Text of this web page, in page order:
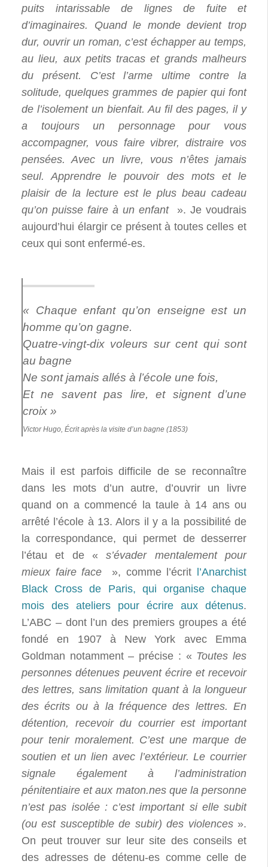
puits intarissable de lignes de fuite et
d’imaginaires. Quand le monde devient trop
dur, ouvrir un roman, c’est échapper au temps,
au lieu, aux petits tracas et grands malheurs
du présent. C’est l’arme ultime contre la
solitude, quelques grammes de papier qui font
de l’isolement un bienfait. Au fil des pages, il y
a toujours un personnage pour vous
accompagner, vous faire vibrer, distraire vos
pensées. Avec un livre, vous n’êtes jamais
seul. Apprendre le pouvoir des mots et le
plaisir de la lecture est le plus beau cadeau
qu’on puisse faire à un enfant
». Je voudrais
aujourd’hui élargir ce présent à toutes celles et
ceux qui sont enfermé-es.
« Chaque enfant qu’on enseigne est un
homme qu’on gagne.
Quatre-vingt-dix voleurs sur cent qui sont
au bagne
Ne sont jamais allés à l’école une fois,
Et ne savent pas lire, et signent d’une
croix »
Victor Hugo, Écrit après la visite d’un bagne (1853)
Mais il est parfois difficile de se reconnaître
dans les mots d’un autre, d’ouvrir un livre
quand on a commencé la taule à 14 ans ou
arrêté l’école à 13. Alors il y a la possibilité de
la correspondance, qui permet de desserrer
l’étau et de «s’évader mentalement pour
mieux faire face
», comme l’écrit l’Anarchist
Black Cross de Paris, qui organise chaque
mois des ateliers pour écrire aux détenus.
L’ABC – dont l’un des premiers groupes a été
fondé en 1907 à New York avec Emma
Goldman notamment – précise : « Toutes les
personnes détenues peuvent écrire et recevoir
des lettres, sans limitation quant à la longueur
des écrits ou à la fréquence des lettres. En
détention, recevoir du courrier est important
pour tenir moralement. C’est une marque de
soutien et un lien avec l’extérieur. Le courrier
signale également à l’administration
pénitentiaire et aux maton.nes que la personne
n’est pas isolée : c’est important si elle subit
(ou est susceptible de subir) des violences».
On peut trouver sur leur site des conseils et
des adresses de détenu-es comme celle de